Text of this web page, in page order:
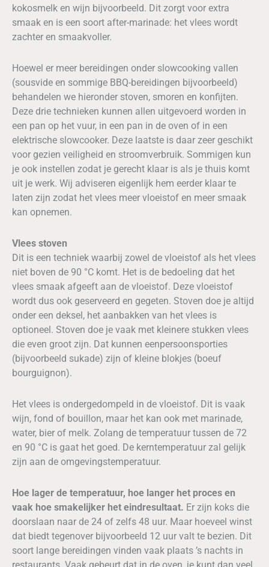
kokosmelk en wijn bijvoorbeeld. Dit zorgt voor extra
smaak en is een soort after-marinade: het vlees wordt
zachter en smaakvoller.
Hoewel er meer bereidingen onder slowcooking vallen
(sousvide en sommige BBQ-bereidingen bijvoorbeeld)
behandelen we hieronder stoven, smoren en konfijten.
Deze drie technieken kunnen allen uitgevoerd worden in
een pan op het vuur, in een pan in de oven of in een
elektrische slowcooker. Deze laatste is daar zeer geschikt
voor gezien veiligheid en stroomverbruik. Sommigen kun
je ook instellen zodat je gerecht klaar is als je thuis komt
uit je werk. Wij adviseren eigenlijk hem eerder klaar te
laten zijn zodat het vlees meer vloeistof en meer smaak
kan opnemen.
Vlees stoven
Dit is een techniek waarbij zowel de vloeistof als het vlees
niet boven de 90 °C komt. Het is de bedoeling dat het
vlees smaak afgeeft aan de vloeistof. Deze vloeistof
wordt dus ook geserveerd en gegeten. Stoven doe je altijd
onder een deksel, het aanbakken van het vlees is
optioneel. Stoven doe je vaak met kleinere stukken vlees
die even groot zijn. Dat kunnen eenpersoonsporties
(bijvoorbeeld sukade) zijn of kleine blokjes (boeuf
bourguignon).
Het vlees is ondergedompeld in de vloeistof. Dit is vaak
wijn, fond of bouillon, maar het kan ook met marinade,
water, bier of melk. Zolang de temperatuur tussen de 72
en 90 °C is gaat het goed. De kerntemperatuur zal gelijk
zijn aan de omgevingstemperatuur.
Hoe lager de temperatuur, hoe langer het proces en
vaak hoe smakelijker het eindresultaat. Er zijn koks die
doorslaan naar de 24 of zelfs 48 uur. Maar hoeveel winst
dat biedt tegenover bijvoorbeeld 12 uur valt te bezien. Dit
soort lange bereidingen vinden vaak plaats ’s nachts in
restaurants. Vaak gebeurt dat in de oven, je kunt dan veel